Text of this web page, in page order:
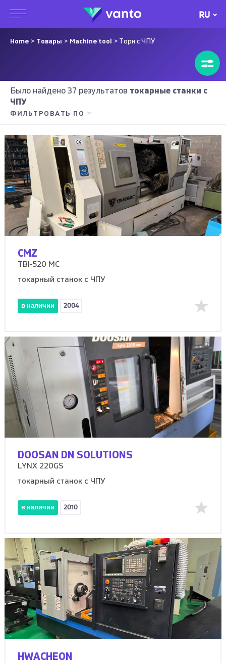
RU
Home > Товары > Machine tool > Торн с ЧПУ
Было найдено 37 результатов токарные станки с
ЧПУ
ФИЛЬТРОВАТЬ ПО
CMZ
TBI-520 MC
токарный станок с ЧПУ
в наличии 2004
DOOSAN DN SOLUTIONS
LYNX 220GS
токарный станок с ЧПУ
в наличии 2010
HWACHEON